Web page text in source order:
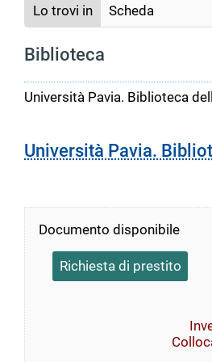
Lo trovi in Scheda
Biblioteca
Università Pavia. Biblioteca
Università Pavia.
Documento disponibile
Richiesta di prestito